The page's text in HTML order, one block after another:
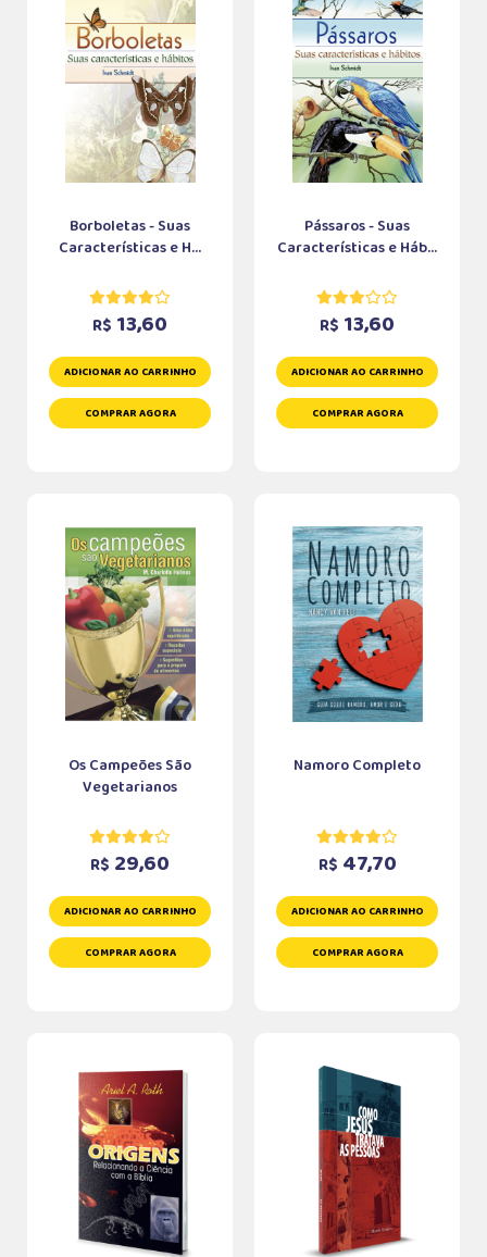
Borboletas - Suas
Características e H...
R$ 13,60
ADICIONAR AO CARRINHO
COMPRAR AGORA
Pássaros - Suas
Características e Háb...
R$ 13,60
ADICIONAR AO CARRINHO
COMPRAR AGORA
Os Campeões São
Vegetarianos
R$ 29,60
ADICIONAR AO CARRINHO
COMPRAR AGORA
Namoro Completo
R$ 47,70
ADICIONAR AO CARRINHO
COMPRAR AGORA